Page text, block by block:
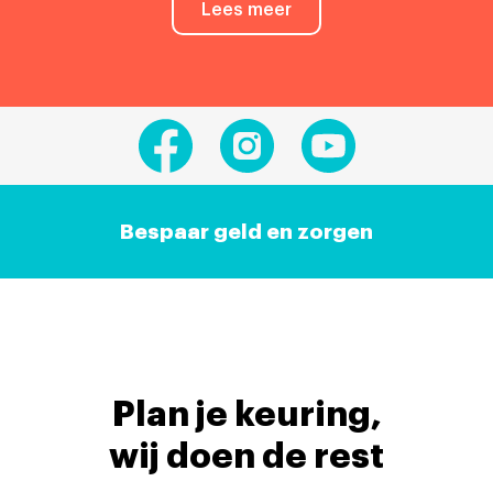
Lees meer
Bespaar geld en zorgen
Plan je keuring,
wij doen de rest